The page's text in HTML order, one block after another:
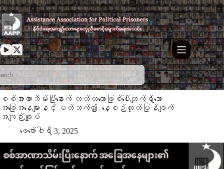
Skip
to
content
စစ်အာဏာသိမ်းပြီးနောက် လတ်တလောဖြစ်ပေါ်လျက်ရှိသော
အခြေအနေများနှင့် ပတ်သက်၍ နေ့စဉ်ထုတ်ပြန်ချက်
အကျဉ်းချုပ်
ဖေ‌ဖော်ဝါရီ 3, 2025